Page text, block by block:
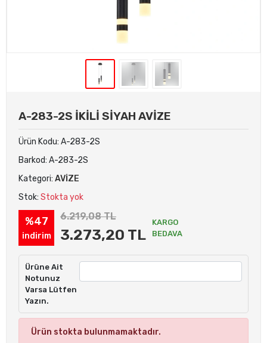
A-283-2S İKİLİ SİYAH AVİZE
Ürün Kodu: A-283-2S
Barkod: A-283-2S
Kategori: AVİZE
Stok: Stokta yok
%47
indirim
6.219,08 TL
3.273,20 TL
KARGO
BEDAVA
Ürüne Ait
Notunuz
Varsa Lütfen
Yazın.
Ürün stokta bulunmamaktadır.